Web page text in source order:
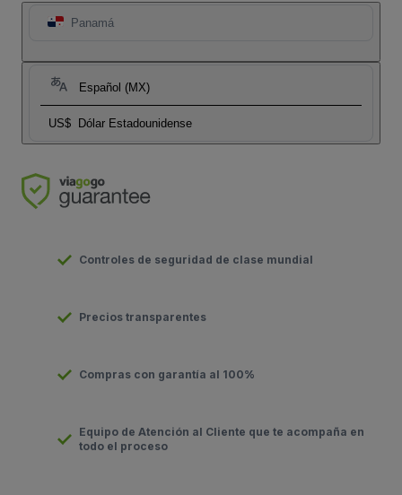
Panamá
Español (MX)
US$ Dólar Estadounidense
Controles de seguridad de clase mundial
Precios transparentes
Compras con garantía al 100%
Equipo de Atención al Cliente que te acompaña en
todo el proceso